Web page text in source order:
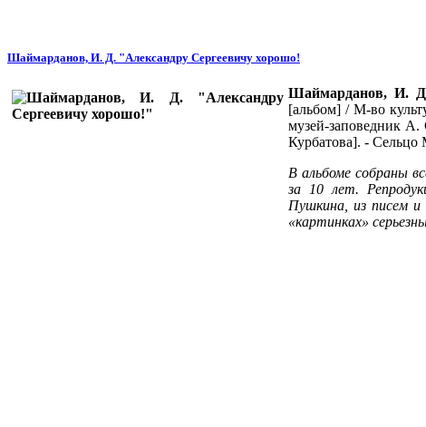
Шаймарданов, И. Д. "Александру Сергеевичу хорошо!
Шаймарданов, И.
[альбом] / М-во
музей-заповедник
Курбатова]. - Сельцо
В альбоме собраны
за 10 лет.
Пушкина, из писем
«картинках»